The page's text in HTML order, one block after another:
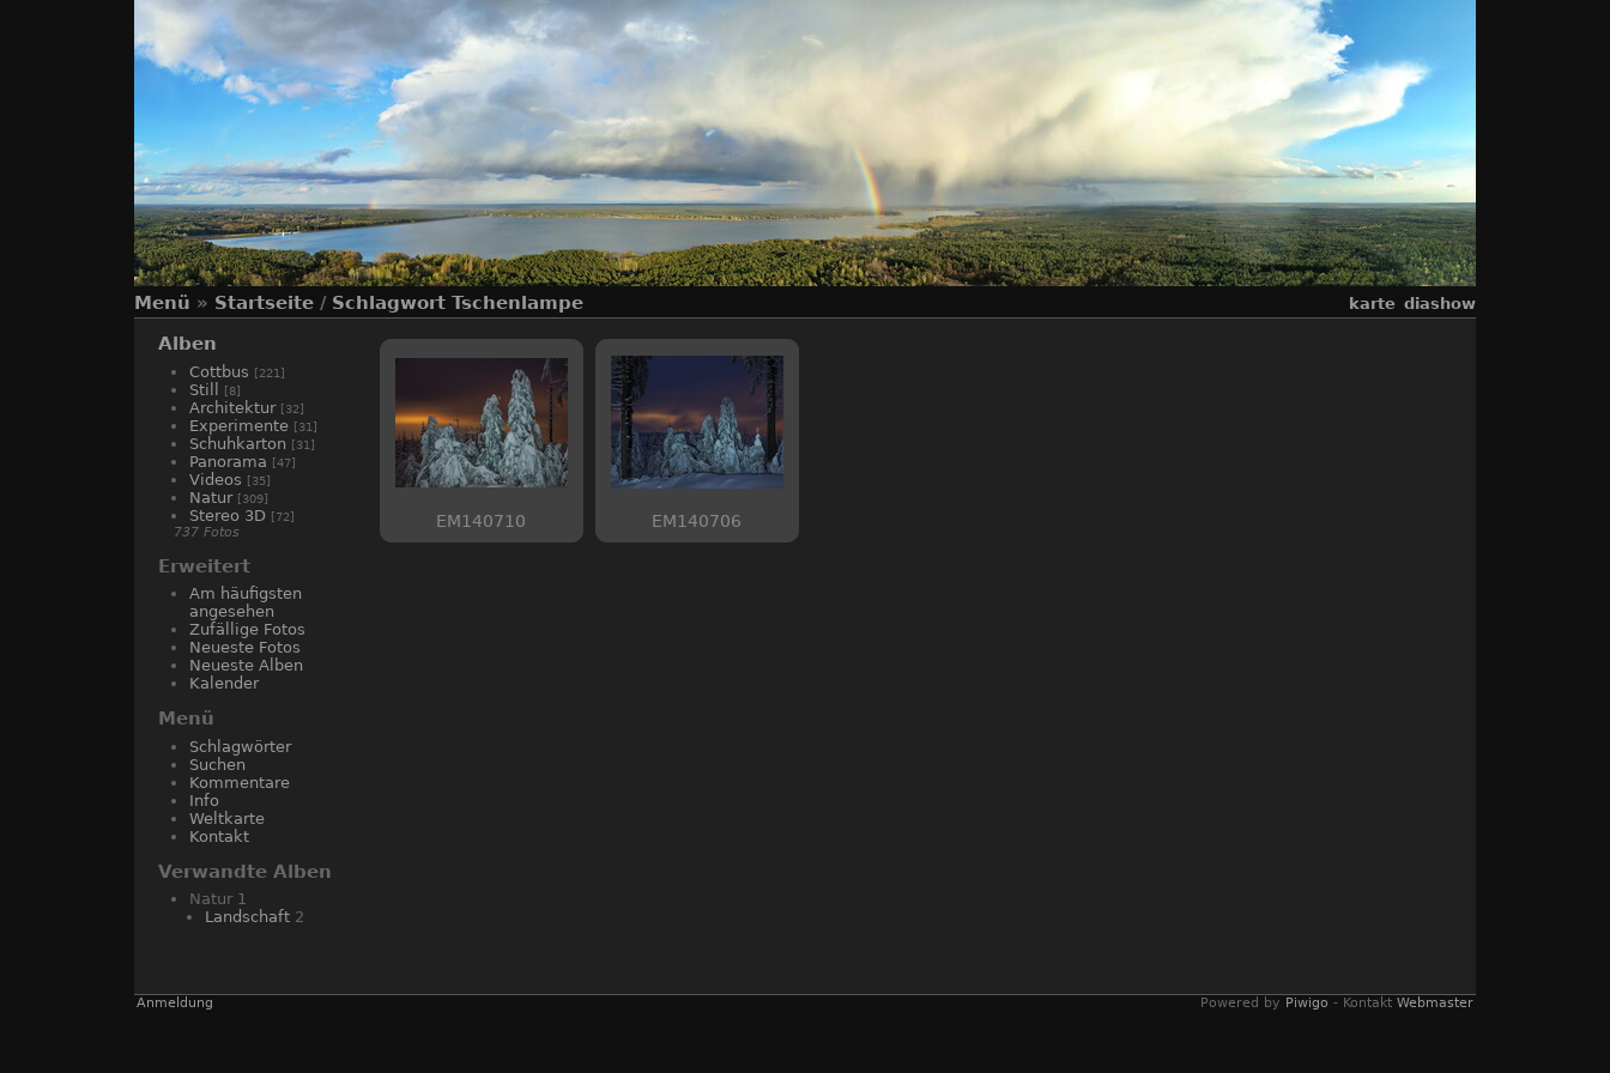
Menü » Startseite / Schlagwort Tschenlampe karte diashow
Alben
Cottbus [221]
Still [8]
Architektur [32]
Experimente [31]
Schuhkarton [31]
Panorama [47]
Videos [35]
Natur [309]
Stereo 3D [72]
737 Fotos
Erweitert
Am häufigsten
angesehen
Zufällige Fotos
Neueste Fotos
Neueste Alben
Kalender
Menü
Schlagwörter
Suchen
Kommentare
Info
Weltkarte
Kontakt
Verwandte Alben
Natur 1
Landschaft 2
EM140710 EM140706
Anmeldung Powered by Piwigo - Kontakt Webmaster